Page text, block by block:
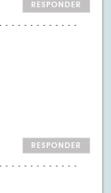
RESPONDER
RESPONDER